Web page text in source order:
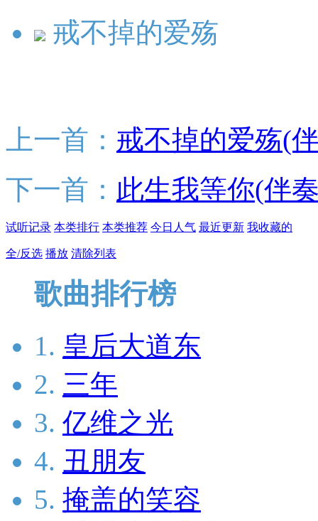
戒不掉的爱殇
上一首： 戒不掉的爱殇(
下一首： 此生我等你(伴
试听记录 本类排行 本类推荐 今日人气 最近更新 我收藏的
全/反选 播放 清除列表
歌曲排行榜
1. 皇后大道东
2. 三年
3. 亿维之光
4. 丑朋友
5. 掩盖的笑容